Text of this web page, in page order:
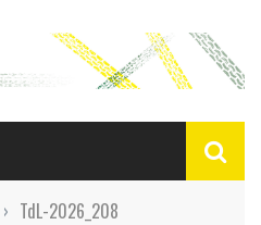
› TdL-2026_208